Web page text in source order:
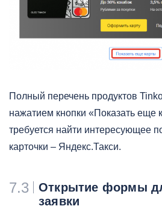
Полный перечень продуктов
нажатием кнопки «Показать еще
требуется найти интересующее
карточки – Яндекс.Такси.
7.3
Открытие формы
заявки